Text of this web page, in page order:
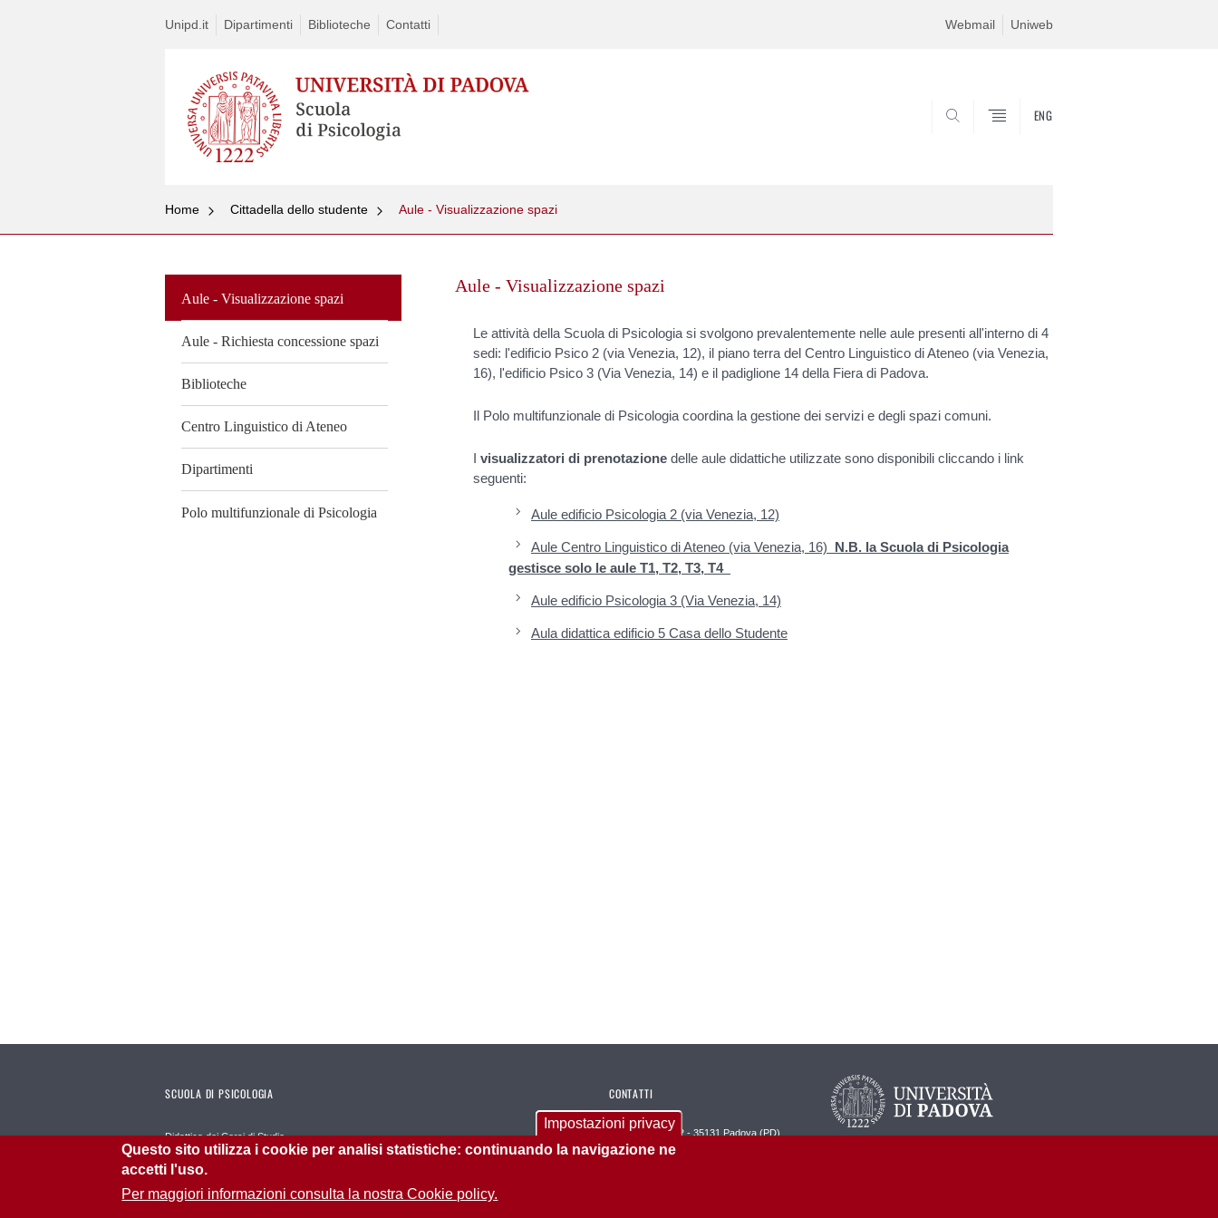
Unipd.it Dipartimenti Biblioteche Contatti Webmail Uniweb
ENG
Home Cittadella dello studente Aule - Visualizzazione spazi
Aule - Visualizzazione spazi
Aule - Richiesta concessione spazi
Biblioteche
Centro Linguistico di Ateneo
Dipartimenti
Polo multifunzionale di Psicologia
to
Aule - Visualizzazione spazi
Le attività della Scuola di Psicologia si svolgono prevalentemente nelle aule presenti all'interno di 4
sedi: l'edificio Psico 2 (via Venezia, 12), il piano terra del Centro Linguistico di Ateneo (via Venezia,
16), l'edificio Psico 3 (Via Venezia, 14) e il padiglione 14 della Fiera di Padova.
Il Polo multifunzionale di Psicologia coordina la gestione dei servizi e degli spazi comuni.
I visualizzatori di prenotazione delle aule didattiche utilizzate sono disponibili cliccando i link
seguenti:
Aule edificio Psicologia 2 (via Venezia, 12)
Aule Centro Linguistico di Ateneo (via Venezia, 16) N.B. la Scuola di Psicologia
gestisce solo le aule T1, T2, T3, T4
Aule edificio Psicologia 3 (Via Venezia, 14)
Aula didattica edificio 5 Casa dello Studente
SCUOLA DI PSICOLOGIA
Didattica dei Corsi di Studio
CONTATTI
Via Venezia, 12/2 - 35131 Padova (PD)
Impostazioni privacy
Questo sito utilizza i cookie per analisi statistiche: continuando la navigazione ne
accetti l'uso.
Per maggiori informazioni consulta la nostra Cookie policy.